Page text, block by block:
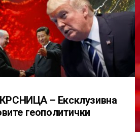
– Ексклузивна
геополитички